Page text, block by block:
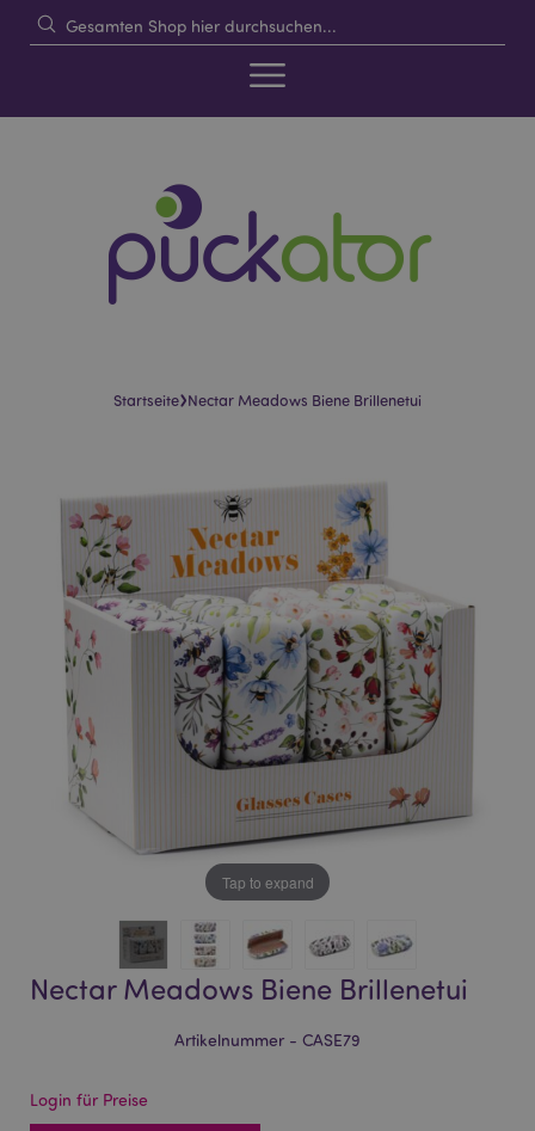
Startseite›Nectar Meadows Biene Brillenetui
images
gallery
beginning
images
gallery
Tap to expand
Nectar Meadows Biene Brillenetui
Artikelnummer - CASE79
Login für Preise